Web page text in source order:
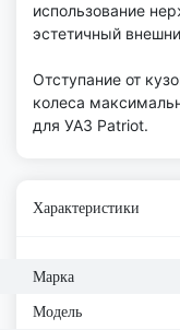
использование
эстетичный
Отступание от
колеса
для УАЗ Patriot.
Характеристики
Марка
Модель